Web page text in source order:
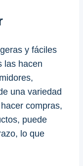
y fáciles
las hacen
una variedad
compras,
puede
lo que